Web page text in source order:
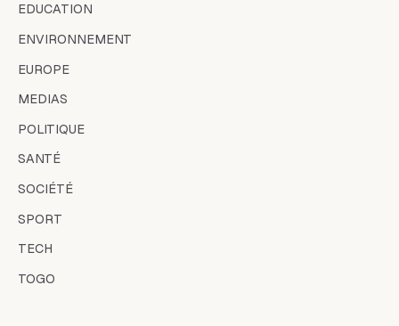
EDUCATION
ENVIRONNEMENT
EUROPE
MEDIAS
POLITIQUE
SANTÉ
SOCIÉTÉ
SPORT
TECH
TOGO